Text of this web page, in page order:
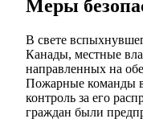
Меры
В свете
Канады, местные
направленных на
Пожарные команды
контроль за его
граждан были